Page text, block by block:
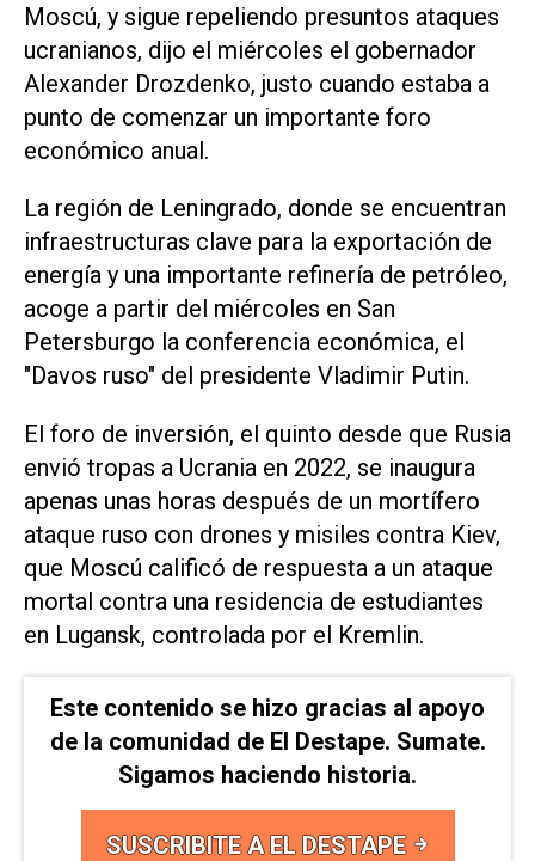
Moscú, y sigue repeliendo presuntos ataques
ucranianos, dijo el miércoles ‌el gobernador
Alexander Drozdenko, justo cuando ‌estaba a
punto de comenzar un importante foro
económico anual.
La región de Leningrado, donde se encuentran
infraestructuras clave para la exportación de
energía y una importante refinería de petróleo,
acoge a partir del miércoles en San
Petersburgo la conferencia económica, el
"Davos ruso" del presidente Vladimir Putin.
El foro de inversión, el quinto desde que Rusia
envió tropas a Ucrania en 2022, se inaugura
apenas unas horas después de ​un mortífero
ataque ruso ⁠con drones y misiles contra Kiev,
que Moscú calificó de respuesta a un ‌ataque
mortal contra una residencia de estudiantes
en Lugansk, controlada por ⁠el Kremlin.
Este contenido se hizo gracias al apoyo
de la comunidad de El Destape. Sumate.
Sigamos haciendo historia.
SUSCRIBITE A EL DESTAPE